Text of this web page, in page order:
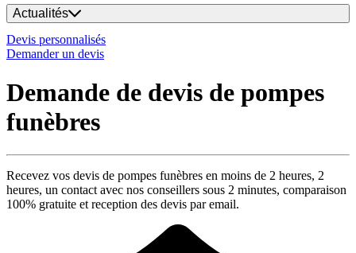
Actualités
Devis personnalisés
Demander un devis
Demande de devis de pompes
funèbres
Recevez vos devis de pompes funèbres en moins de 2 heures, 2
heures, un contact avec nos conseillers sous 2 minutes, comparaison
100% gratuite et reception des devis par email.